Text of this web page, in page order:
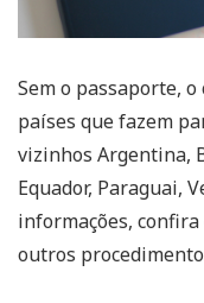
Sem o passaporte,
países que fazem
vizinhos Argentina,
Equador, Paraguai,
informações,
outros